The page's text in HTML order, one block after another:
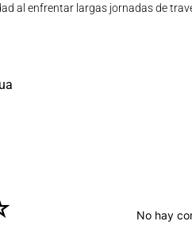
al enfrentar largas jornadas de
No hay